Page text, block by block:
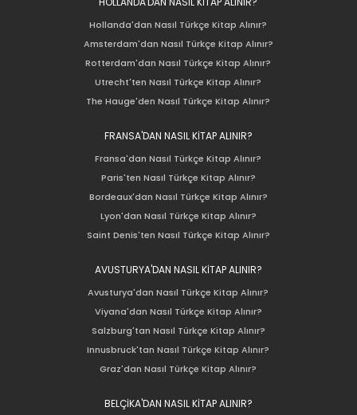
Hollanda'dan Nasıl Türkçe Kitap Alınır?
Amsterdam'dan Nasıl Türkçe Kitap Alınır?
Rotterdam'dan Nasıl Türkçe Kitap Alınır?
Utrecht'ten Nasıl Türkçe Kitap Alınır?
The Hauge'den Nasıl Türkçe Kitap Alınır?
FRANSA'DAN NASIL KİTAP ALINIR?
Fransa'dan Nasıl Türkçe Kitap Alınır?
Paris'ten Nasıl Türkçe Kitap Alınır?
Bordeaux'dan Nasıl Türkçe Kitap Alınır?
Lyon'dan Nasıl Türkçe Kitap Alınır?
Saint Denis'ten Nasıl Türkçe Kitap Alınır?
AVUSTURYA'DAN NASIL KİTAP ALINIR?
Avusturya'dan Nasıl Türkçe Kitap Alınır?
Viyana'dan Nasıl Türkçe Kitap Alınır?
Salzburg'tan Nasıl Türkçe Kitap Alınır?
Innusbruck'tan Nasıl Türkçe Kitap Alınır?
Graz'dan Nasıl Türkçe Kitap Alınır?
BELÇİKA'DAN NASIL KİTAP ALINIR?